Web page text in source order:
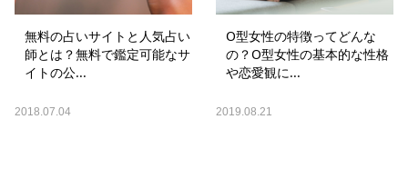
無料の占いサイトと人気占い
師とは？無料で鑑定可能なサ
イトの公...
2018.07.04
O型女性の特徴ってどんな
の？O型女性の基本的な性格
や恋愛観に...
2019.08.21